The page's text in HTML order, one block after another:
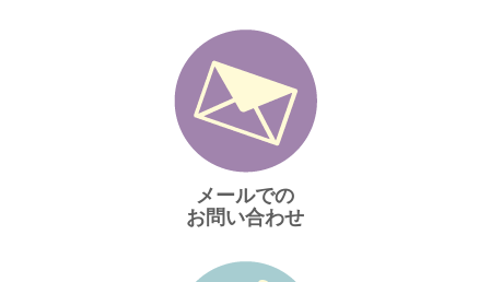
メールでの
お問い合わせ